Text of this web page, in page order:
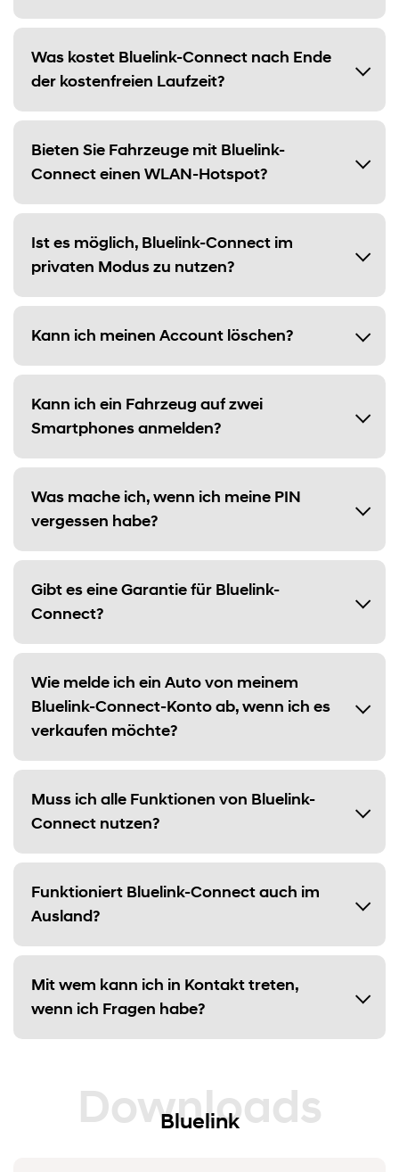
Was kostet Bluelink-Connect nach Ende
der kostenfreien Laufzeit?
Bieten Sie Fahrzeuge mit Bluelink-
Connect einen WLAN-Hotspot?
Ist es möglich, Bluelink-Connect im
privaten Modus zu nutzen?
Kann ich meinen Account löschen?
Kann ich ein Fahrzeug auf zwei
Smartphones anmelden?
Was mache ich, wenn ich meine PIN
vergessen habe?
Gibt es eine Garantie für Bluelink-
Connect?
Wie melde ich ein Auto von meinem
Bluelink-Connect-Konto ab, wenn ich es
verkaufen möchte?
Muss ich alle Funktionen von Bluelink-
Connect nutzen?
Funktioniert Bluelink-Connect auch im
Ausland?
Mit wem kann ich in Kontakt treten,
wenn ich Fragen habe?
Downloads
Bluelink